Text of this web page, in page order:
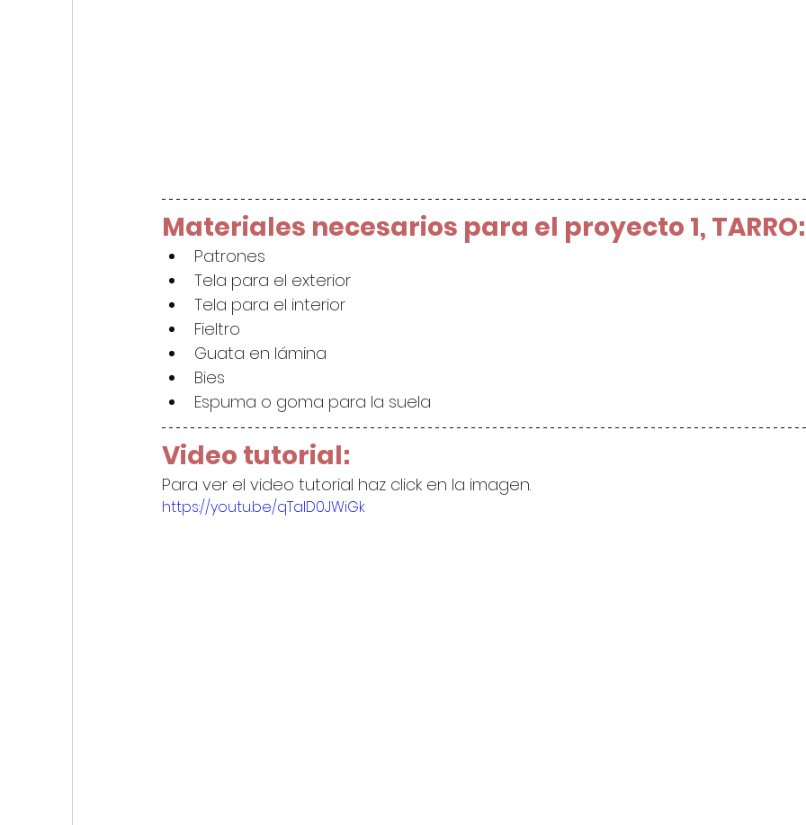
Materiales necesarios para el proyecto 1, TARRO:
Patrones
Tela para el exterior
Tela para el interior
Fieltro
Guata en lámina
Bies
Espuma o goma para la suela
Video tutorial:
Para ver el video tutorial haz click en la imagen.
https://youtu.be/qTalD0JWiGk